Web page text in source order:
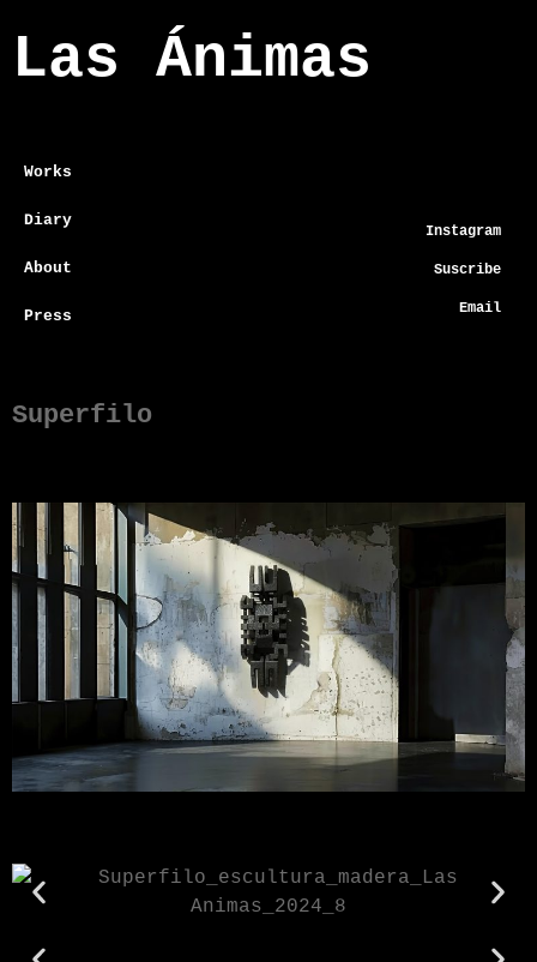
Las Ánimas
Works
Diary
About
Press
Instagram
Suscribe
Email
Superfilo